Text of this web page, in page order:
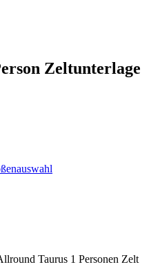
Zeltunterlage
Taurus 1 Personen Zelt